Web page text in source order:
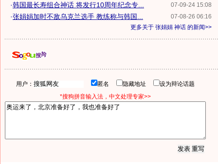
07-09-24 15:08
·韩国最长寿组合神话 将发行10周年纪念专...
07-08-26 06:16
·张娟娟加时不敌乌克兰选手 教练称与韩国...
更多关于 张娟娟 神话 的新闻>>
用户： 匿名 隐藏地址
设为辩论话题
*搜狗拼音输入法，中文处理专家>>